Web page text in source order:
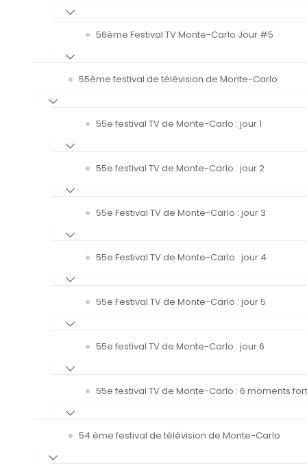
56ème Festival TV Monte-Carlo Jour #5
55ème festival de télévision de Monte-Carlo
55e festival TV de Monte-Carlo : jour 1
55e festival TV de Monte-Carlo : jour 2
55e Festival TV de Monte-Carlo : jour 3
55e Festival TV de Monte-Carlo : jour 4
55e Festival TV de Monte-Carlo : jour 5
55e festival TV de Monte-Carlo : jour 6
55e festival TV de Monte-Carlo : 6 moments
54 ème festival de télévision de Monte-Carlo